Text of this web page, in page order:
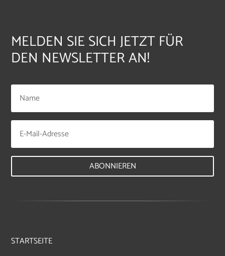
MELDEN SIE SICH JETZT FÜR
DEN NEWSLETTER AN!
ABONNIEREN
STARTSEITE